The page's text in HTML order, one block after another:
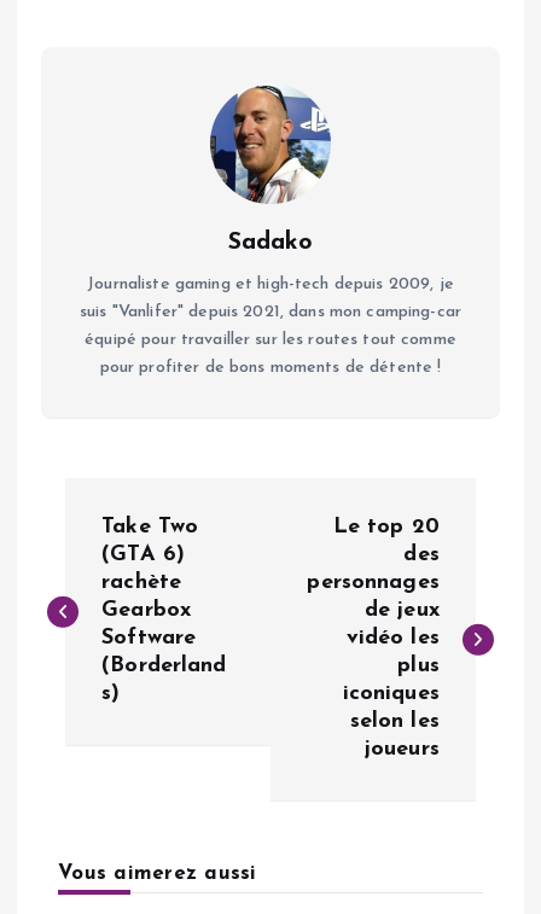
Sadako
Journaliste gaming et high-tech depuis 2009, je
suis "Vanlifer" depuis 2021, dans mon camping-car
équipé pour travailler sur les routes tout comme
pour profiter de bons moments de détente !
v
t
Take Two
(GTA 6)
rachète
Gearbox
Software
(Borderland
s)
Le top 20
des
personnages
de jeux
vidéo les
plus
iconiques
selon les
joueurs
Vous aimerez aussi